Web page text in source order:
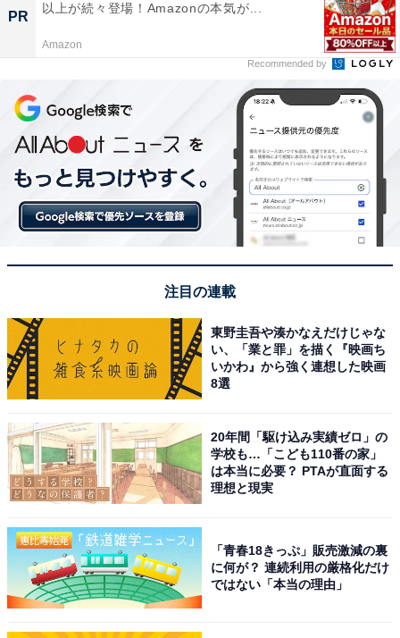
PR
以上が続々登場！Amazonの本気が...
Amazon
Recommended by
注目の連載
東野圭吾や湊かなえだけじゃな
い、「業と罪」を描く『映画ち
いかわ』から強く連想した映画
8選
20年間「駆け込み実績ゼロ」の
学校も…「こども110番の家」
は本当に必要？ PTAが直面する
理想と現実
「青春18きっぷ」販売激減の裏
に何が？ 連続利用の厳格化だけ
ではない「本当の理由」